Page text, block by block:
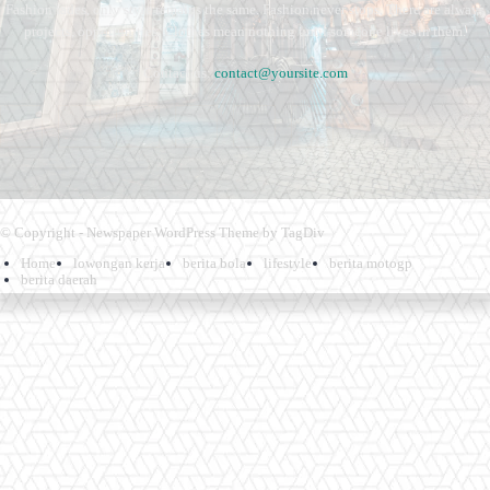
Fashion fades, only style remains the same. Fashion never stops. There are always
projects, opportunities. Clothes mean nothing until someone lives in them.
Contact us: contact@yoursite.com
© Copyright - Newspaper WordPress Theme by TagDiv
Home
lowongan kerja berita bola lifestyle
berita motogp
berita daerah